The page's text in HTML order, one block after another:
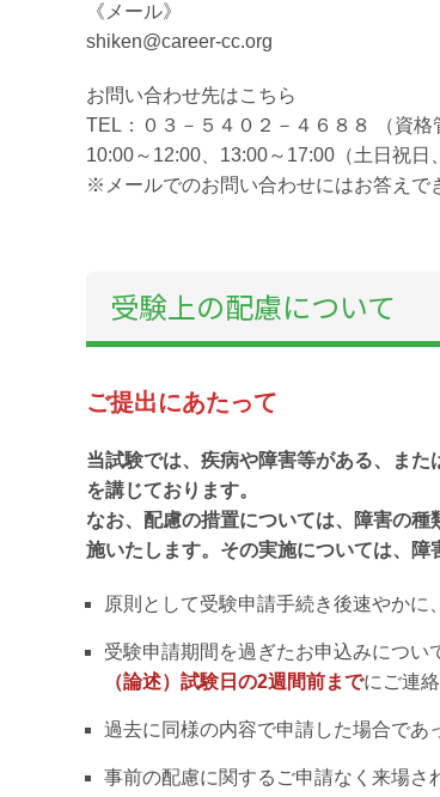
《メール》
shiken@career-cc.org
お問い合わせ先はこちら
TEL：０３－５４０２－４６８８ （資格
10:00～12:00、13:00～17:00（土日祝日
※メールでのお問い合わせにはお答えで
受験上の配慮について
ご提出にあたって
当試験では、疾病や障害等がある、ま
を講じております。
なお、配慮の措置については、障害の
施いたします。その実施については、
原則として受験申請手続き後速やかに
受験申請期間を過ぎたお申込みについ
（論述）試験日の2週間前までにご連
過去に同様の内容で申請した場合であ
事前の配慮に関するご申請なく来場さ